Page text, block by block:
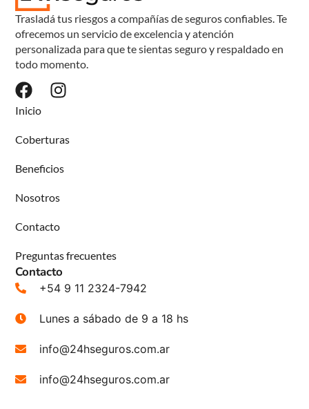
Trasladá tus riesgos a compañías de seguros confiables. Te
ofrecemos un servicio de excelencia y atención
personalizada para que te sientas seguro y respaldado en
todo momento.
Inicio
Coberturas
Beneficios
Nosotros
Contacto
Preguntas frecuentes
Contacto
+54 9 11 2324-7942
Lunes a sábado de 9 a 18 hs
info@24hseguros.com.ar
info@24hseguros.com.ar